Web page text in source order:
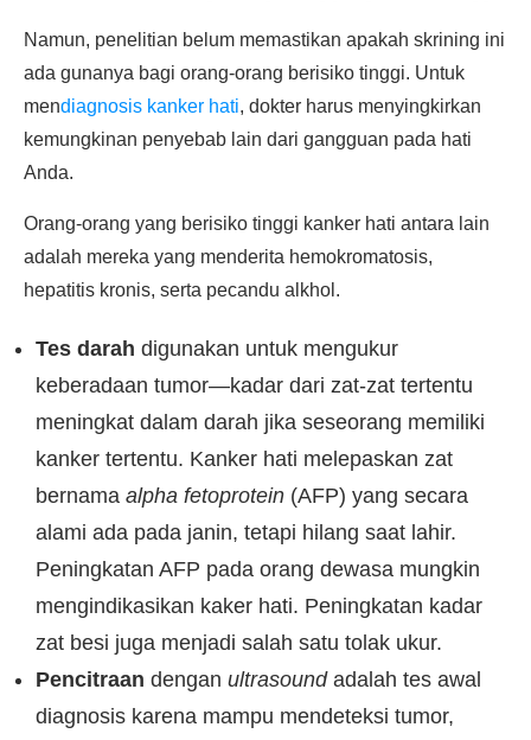
Namun, penelitian belum memastikan apakah skrining ini
ada gunanya bagi orang-orang berisiko tinggi. Untuk
mendiagnosis kanker hati, dokter harus menyingkirkan
kemungkinan penyebab lain dari gangguan pada hati
Anda.
Orang-orang yang berisiko tinggi kanker hati antara lain
adalah mereka yang menderita hemokromatosis,
hepatitis kronis, serta pecandu alkhol.
Tes darah digunakan untuk mengukur
keberadaan tumor—kadar dari zat-zat tertentu
meningkat dalam darah jika seseorang memiliki
kanker tertentu. Kanker hati melepaskan zat
bernama alpha fetoprotein (AFP) yang secara
alami ada pada janin, tetapi hilang saat lahir.
Peningkatan AFP pada orang dewasa mungkin
mengindikasikan kaker hati. Peningkatan kadar
zat besi juga menjadi salah satu tolak ukur.
Pencitraan dengan ultrasoundadalah tes awal
diagnosis karena mampu mendeteksi tumor,